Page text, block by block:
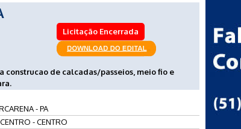
Licitação Encerrada
construcao de calcadas/passeios, meio fio e
- PA
- CENTRO